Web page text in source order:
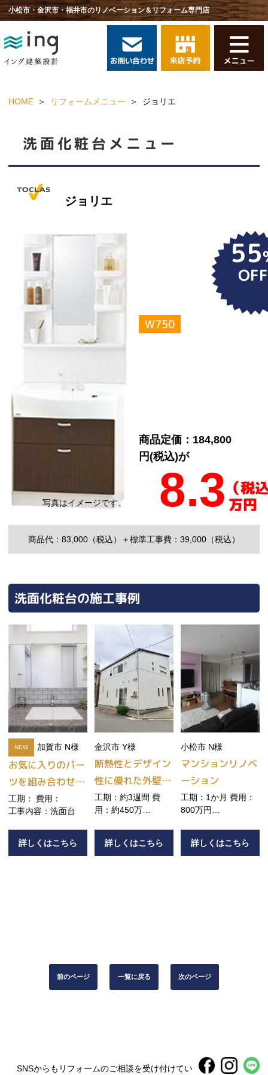
小松市・金沢市・福井市のリノベーション＆リフォーム専門店
HOME リフォームメニュー ジョリエ
洗面化粧台 メニュー
ジョリエ
55
OFF
W750
商品定価：184,800
円(税込)が
8.3 （税
万円
商品代：83,000（税込） ＋標準工事費：39,000（税込）
洗面化粧台の施工事例
NEW 加賀市 N様
お気に入りのパー
ツを組み合わせて
つくるお...
工期： 費用：
工事内容：洗面台
詳しくはこちら
金沢市 Y様
断熱性とデザイン
性に優れた外壁サ
イディン...
工期：約3週間 費
用：約450万
台入れ替え
詳しくはこちら
小松市 N様
マンションリノベ
ーション
工期：1か月 費用：
800万円
ション
詳しくはこちら
前のページ 一覧に戻る 次のページ
SNSからもリフォームのご相談を受け付けてい